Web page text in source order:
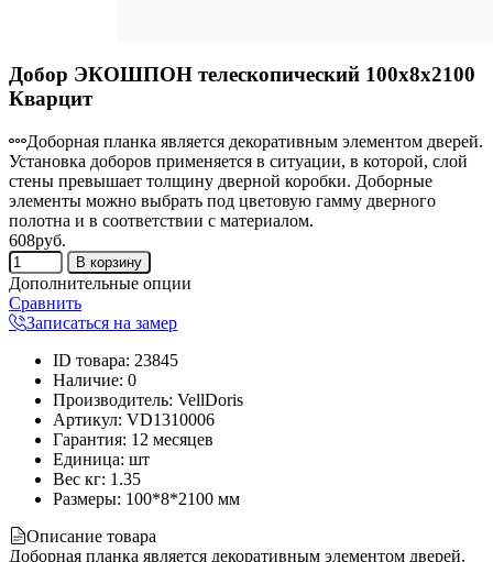
Добор ЭКОШПОН телескопический 100х8х2100
Кварцит
Доборная планка является декоративным элементом дверей.
Установка доборов применяется в ситуации, в которой, слой
стены превышает толщину дверной коробки. Доборные
элементы можно выбрать под цветовую гамму дверного
полотна и в соответствии с материалом.
608руб.
Дополнительные опции
Сравнить
Записаться на замер
ID товара: 23845
Наличие: 0
Производитель: VellDoris
Артикул: VD1310006
Гарантия: 12 месяцев
Единица: шт
Вес кг: 1.35
Размеры: 100*8*2100 мм
Описание товара
Доборная планка является декоративным элементом дверей.